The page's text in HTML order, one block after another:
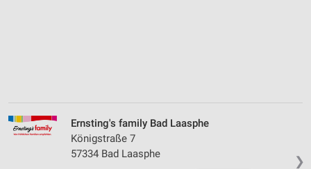
❯
Ernsting's family Bad Laasphe
Königstraße 7
57334 Bad Laasphe